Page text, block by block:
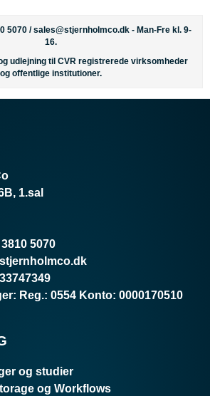
5070 /sales@stjernholmco.dk - Man-Fre kl. 9-
16.
udlejning til CVR registrerede virksomheder
og offentlige institutioner.
1.sal
5070
33747349
: Reg.: 0554 Konto: 0000170510
og studier
og Workflows